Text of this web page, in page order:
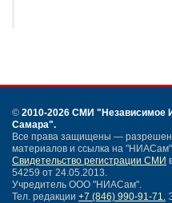
© 2010-2026 СМИ "Независимое
Самара".
Все права защищены —
материалов и ссылка на
Свидетельство регистрации СМИ
54259 от 24.05.2013.
Учредитель ООО "НИАСам".
Тел. редакции +7 (846) 990-91-71.